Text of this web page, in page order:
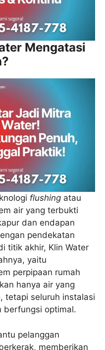
Mengatasi
flushing atau
air yang terbukti
dan endapan
pendekatan
titik akhir, Klin Water
yaitu
perpipaan rumah
hanya air yang
tetapi seluruh instalasi
berfungsi optimal.
pelanggan
memberikan